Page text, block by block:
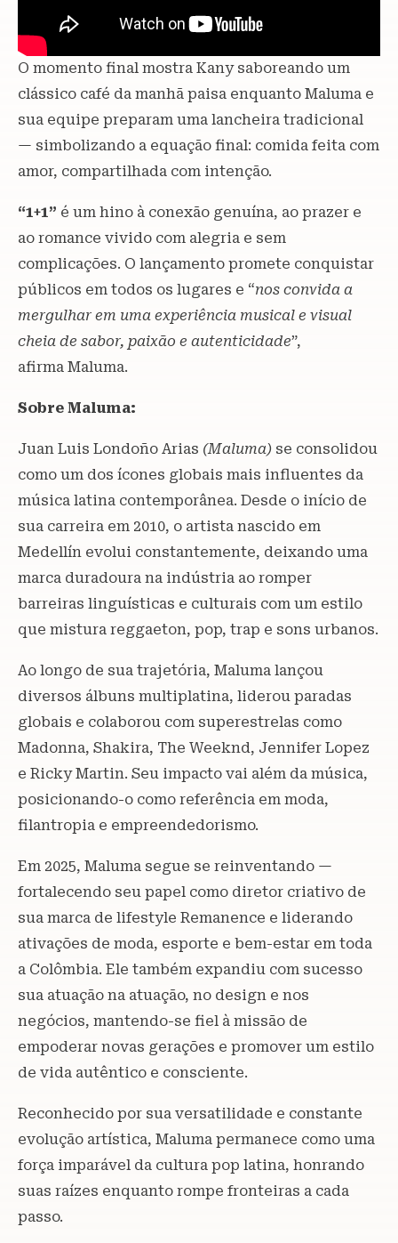
O momento final mostra Kany saboreando um
clássico café da manhã paisa enquanto Maluma e
sua equipe preparam uma lancheira tradicional
— simbolizando a equação final: comida feita com
amor, compartilhada com intenção.
“1+1” é um hino à conexão genuína, ao prazer e
ao romance vivido com alegria e sem
complicações. O lançamento promete conquistar
públicos em todos os lugares e “nos convida a
mergulhar em uma experiência musical e visual
cheia de sabor, paixão e autenticidade”,
afirma Maluma.
Sobre Maluma:
Juan Luis Londoño Arias (Maluma) se consolidou
como um dos ícones globais mais influentes da
música latina contemporânea. Desde o início de
sua carreira em 2010, o artista nascido em
Medellín evolui constantemente, deixando uma
marca duradoura na indústria ao romper
barreiras linguísticas e culturais com um estilo
que mistura reggaeton, pop, trap e sons urbanos.
Ao longo de sua trajetória, Maluma lançou
diversos álbuns multiplatina, liderou paradas
globais e colaborou com superestrelas como
Madonna, Shakira, The Weeknd, Jennifer Lopez
e Ricky Martin. Seu impacto vai além da música,
posicionando-o como referência em moda,
filantropia e empreendedorismo.
Em 2025, Maluma segue se reinventando —
fortalecendo seu papel como diretor criativo de
sua marca de lifestyle Remanence e liderando
ativações de moda, esporte e bem-estar em toda
a Colômbia. Ele também expandiu com sucesso
sua atuação na atuação, no design e nos
negócios, mantendo-se fiel à missão de
empoderar novas gerações e promover um estilo
de vida autêntico e consciente.
Reconhecido por sua versatilidade e constante
evolução artística, Maluma permanece como uma
força imparável da cultura pop latina, honrando
suas raízes enquanto rompe fronteiras a cada
passo.